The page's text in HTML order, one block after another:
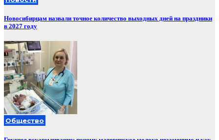
Новосибирцам назвали точное количество выходных дней на праздники
в 2027 году
Общество